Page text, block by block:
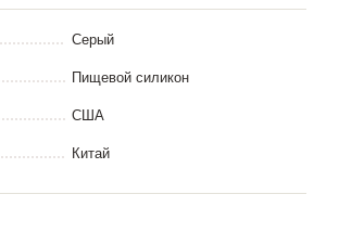
Серый
Пищевой силикон
США
Китай